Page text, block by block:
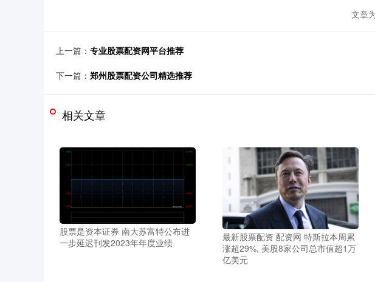
文章
上一篇： 专业股票配资网平台推荐
下一篇： 郑州股票配资公司精选推荐
相关文章
股票是资本证券 南大苏富特公布进
一步延迟刊发2023年年度业绩
最新股票配资 配资网 特斯拉本周累
涨超29%, 美股8家公司总市值超1万
亿美元